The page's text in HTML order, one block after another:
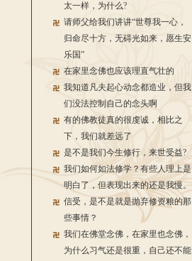
太一样，为什么?
请师父给我们讲讲“世尊我一心，
归命尽十方，无碍光如来，愿生安
乐国”
在家里念佛也应该理直气壮的
我知道凡夫起心动念都造业，但我
们没法控制自己的念头啊
有的佛教徒真的很虔诚，相比之
下，我们就差远了
是不是我们今生修行，来世受益?
我们如何如法修学？有些人理上是
明白了，但表现出来的还是我慢。
信受，是不是就是抛弃修资粮的那
些事情？
我们在佛堂念佛，在家里也念佛，
为什么习气还是很重，自己还不能